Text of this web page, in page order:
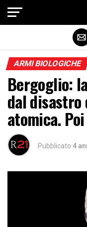
ARMI BIOLOGICHE
Bergoglio:
dal
atomica.
Pubblicato 4